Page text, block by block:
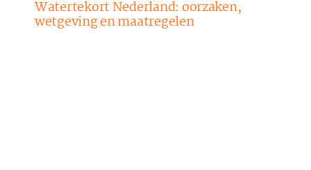
Watertekort Nederland: oorzaken,
wetgeving en maatregelen